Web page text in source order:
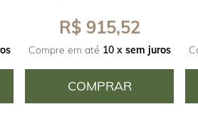
R$ 915,52
Compre em até 10 x sem juros
COMPRAR